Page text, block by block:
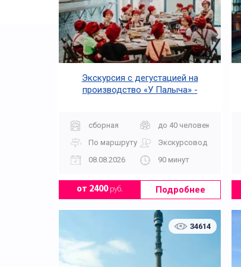
Экскурсия с дегустацией на
производство «У Палыча» -
сборная
до 40 человек
По маршруту
Экскурсовод
08.08.2026
90 минут
от 2400руб. Подробнее
34614